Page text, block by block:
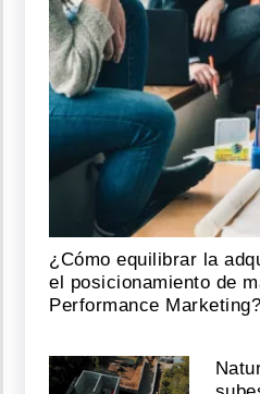
¿Cómo equilibrar la
el posicionamiento de
Performance Marketing?